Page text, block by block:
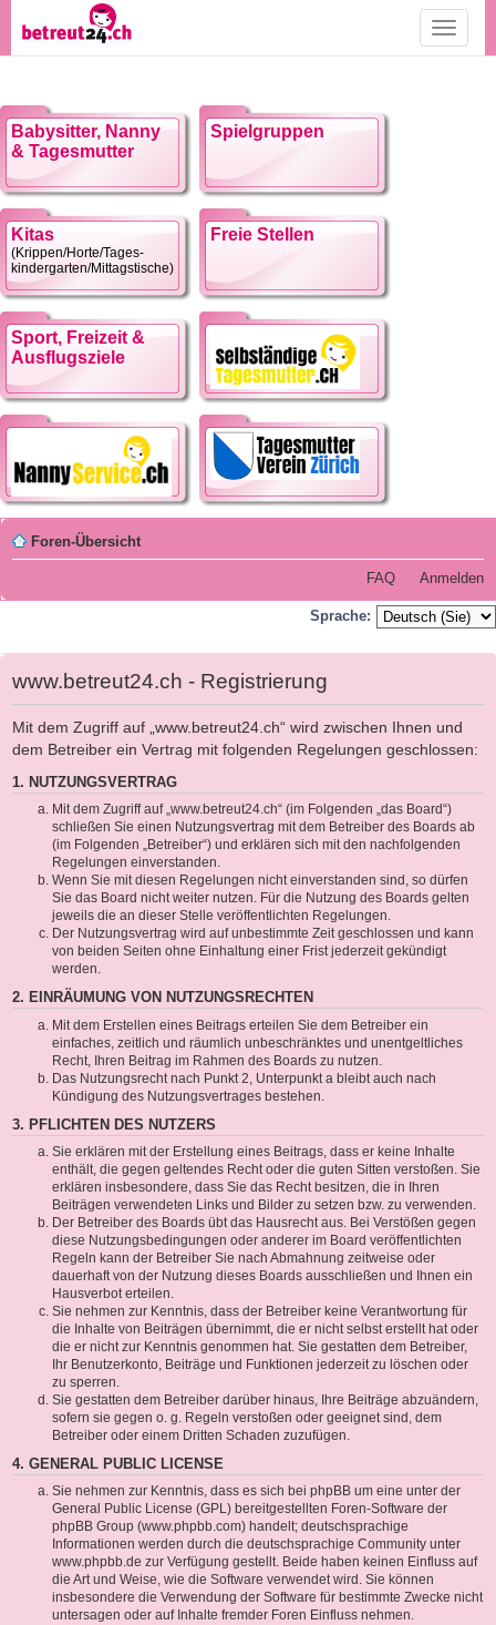
Toggle
Babysitter, Nanny
& Tagesmutter
Spielgruppen
Kitas
(Krippen/Horte/Tages-
kindergarten/Mittagstische)
Freie Stellen
Sport, Freizeit &
Ausflugsziele
Foren-Übersicht
FAQ Anmelden
Sprache:
www.betreut24.ch - Registrierung
Mit dem Zugriff auf „www.betreut24.ch“ wird zwischen Ihnen und
dem Betreiber ein Vertrag mit folgenden Regelungen geschlossen:
1. NUTZUNGSVERTRAG
Mit dem Zugriff auf „www.betreut24.ch“ (im Folgenden „das Board“)
schließen Sie einen Nutzungsvertrag mit dem Betreiber des Boards ab
(im Folgenden „Betreiber“) und erklären sich mit den nachfolgenden
Regelungen einverstanden.
Wenn Sie mit diesen Regelungen nicht einverstanden sind, so dürfen
Sie das Board nicht weiter nutzen. Für die Nutzung des Boards gelten
jeweils die an dieser Stelle veröffentlichten Regelungen.
Der Nutzungsvertrag wird auf unbestimmte Zeit geschlossen und kann
von beiden Seiten ohne Einhaltung einer Frist jederzeit gekündigt
werden.
2. EINRÄUMUNG VON NUTZUNGSRECHTEN
Mit dem Erstellen eines Beitrags erteilen Sie dem Betreiber ein
einfaches, zeitlich und räumlich unbeschränktes und unentgeltliches
Recht, Ihren Beitrag im Rahmen des Boards zu nutzen.
Das Nutzungsrecht nach Punkt 2, Unterpunkt a bleibt auch nach
Kündigung des Nutzungsvertrages bestehen.
3. PFLICHTEN DES NUTZERS
Sie erklären mit der Erstellung eines Beitrags, dass er keine Inhalte
enthält, die gegen geltendes Recht oder die guten Sitten verstoßen. Sie
erklären insbesondere, dass Sie das Recht besitzen, die in Ihren
Beiträgen verwendeten Links und Bilder zu setzen bzw. zu verwenden.
Der Betreiber des Boards übt das Hausrecht aus. Bei Verstößen gegen
diese Nutzungsbedingungen oder anderer im Board veröffentlichten
Regeln kann der Betreiber Sie nach Abmahnung zeitweise oder
dauerhaft von der Nutzung dieses Boards ausschließen und Ihnen ein
Hausverbot erteilen.
Sie nehmen zur Kenntnis, dass der Betreiber keine Verantwortung für
die Inhalte von Beiträgen übernimmt, die er nicht selbst erstellt hat oder
die er nicht zur Kenntnis genommen hat. Sie gestatten dem Betreiber,
Ihr Benutzerkonto, Beiträge und Funktionen jederzeit zu löschen oder
zu sperren.
Sie gestatten dem Betreiber darüber hinaus, Ihre Beiträge abzuändern,
sofern sie gegen o. g. Regeln verstoßen oder geeignet sind, dem
Betreiber oder einem Dritten Schaden zuzufügen.
4. GENERAL PUBLIC LICENSE
Sie nehmen zur Kenntnis, dass es sich bei phpBB um eine unter der
General Public License (GPL) bereitgestellten Foren-Software der
phpBB Group (www.phpbb.com) handelt; deutschsprachige
Informationen werden durch die deutschsprachige Community unter
www.phpbb.de zur Verfügung gestellt. Beide haben keinen Einfluss auf
die Art und Weise, wie die Software verwendet wird. Sie können
insbesondere die Verwendung der Software für bestimmte Zwecke nicht
untersagen oder auf Inhalte fremder Foren Einfluss nehmen.